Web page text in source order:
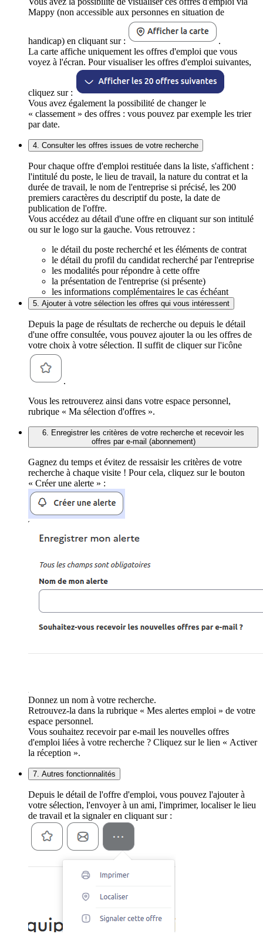
Mappy (non accessible aux personnes en situation de
handicap) en cliquant sur :
.
La carte affiche uniquement les offres d'emploi que vous
voyez à l'écran. Pour visualiser les offres d'emploi suivantes,
cliquez sur :
Vous avez également la possibilité de changer le
« classement » des offres : vous pouvez par exemple les trier
par date.
4. Consulter les offres issues de votre recherche
Pour chaque offre d'emploi restituée dans la liste, s'affichent :
l'intitulé du poste, le lieu de travail, la nature du contrat et la
durée de travail, le nom de l'entreprise si précisé, les 200
premiers caractères du descriptif du poste, la date de
publication de l'offre.
Vous accédez au détail d'une offre en cliquant sur son intitulé
ou sur le logo sur la gauche. Vous retrouvez :
le détail du poste recherché et les éléments de contrat
le détail du profil du candidat recherché par l'entreprise
les modalités pour répondre à cette offre
la présentation de l'entreprise (si présente)
les informations complémentaires le cas échéant
5. Ajouter à votre sélection les offres qui vous intéressent
Depuis la page de résultats de recherche ou depuis le détail
d'une offre consultée, vous pouvez ajouter la ou les offres de
votre choix à votre sélection. Il suffit de cliquer sur l'icône
.
Vous les retrouverez ainsi dans votre espace personnel,
rubrique « Ma sélection d'offres ».
6. Enregistrer les critères de votre recherche et recevoir les
offres par e-mail (abonnement)
Gagnez du temps et évitez de ressaisir les critères de votre
recherche à chaque visite ! Pour cela, cliquez sur le bouton
« Créer une alerte » :
Donnez un nom à votre recherche.
Retrouvez-la dans la rubrique « Mes alertes emploi » de votre
espace personnel.
Vous souhaitez recevoir par e-mail les nouvelles offres
d'emploi liées à votre recherche ? Cliquez sur le lien « Activer
la réception ».
7. Autres fonctionnalités
Depuis le détail de l'offre d'emploi, vous pouvez l'ajouter à
votre sélection, l'envoyer à un ami, l'imprimer, localiser le lieu
de travail et la signaler en cliquant sur :